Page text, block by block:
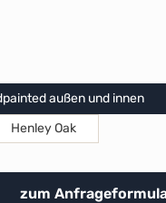
außen und innen
Henley Oak
Anzahl:
zum